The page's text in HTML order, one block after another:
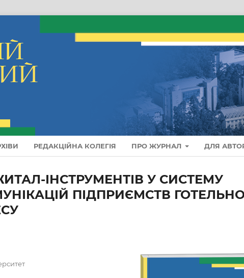
РЕДАКЦІЙНА КОЛЕГІЯ ПРО ЖУРНАЛ ДЛЯ
ІНСТРУМЕНТІВ У СИСТЕМУ
ПІДПРИЄМСТВ